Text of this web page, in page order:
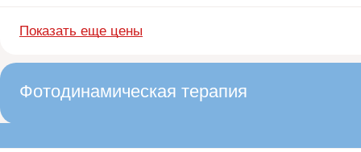
Показать еще цены
Фотодинамическая терапия